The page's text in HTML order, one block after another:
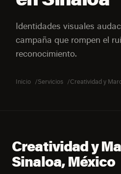
Identidades visuales
campaña que rompen el
reconocimiento.
Inicio Servicios Creatividad y
Creatividad y
Sinaloa, México